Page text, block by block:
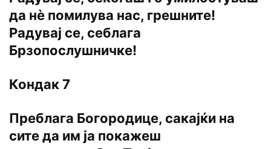
да нѐ помилува нас, грешните!
Радувај се, себлага
Брзопослушничке!
Кондак 7
Преблага Богородице, сакајќи на
сите да им ја покажеш